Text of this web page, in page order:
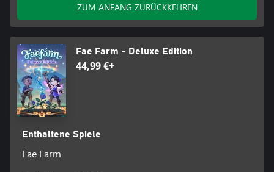
ZUM ANFANG ZURÜCKKEHREN
Fae Farm - Deluxe Edition
44,99 €+
Enthaltene Spiele
Fae Farm